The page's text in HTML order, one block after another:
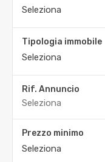
Seleziona
Tipologia immobile
Seleziona
Rif. Annuncio
Prezzo minimo
Seleziona